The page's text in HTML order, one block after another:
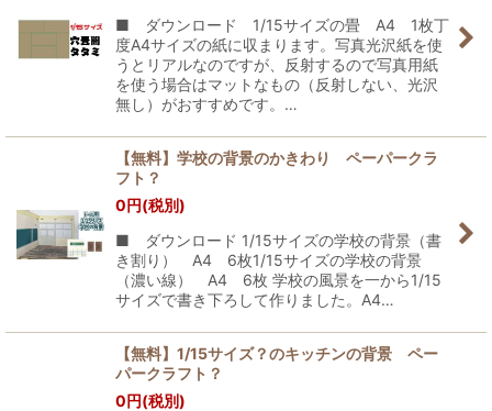
■ ダウンロード 1/15サイズの畳 A4 1枚丁
度A4サイズの紙に収まります。写真光沢紙を使
うとリアルなのですが、反射するので写真用紙
を使う場合はマットなもの（反射しない、光沢
無し）がおすすめです。…
【無料】学校の背景のかきわり ペーパークラ
フト？
0円(税別)
■ ダウンロード 1/15サイズの学校の背景（書
き割り） A4 6枚1/15サイズの学校の背景
（濃い線） A4 6枚 学校の風景を一から1/15
サイズで書き下ろして作りました。A4…
【無料】1/15サイズ？のキッチンの背景 ペー
パークラフト？
0円(税別)